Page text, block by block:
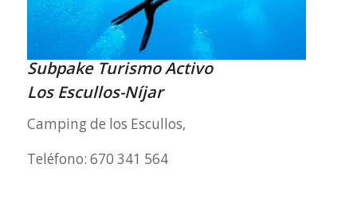
Subpake Turismo Activo
Los Escullos-Níjar
Camping de los Escullos,
Teléfono: 670 341 564